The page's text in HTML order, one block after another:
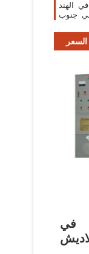
الهند
جنوب
في